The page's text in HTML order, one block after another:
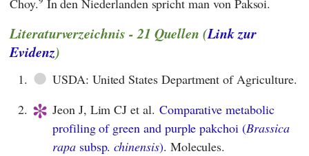
Choy. In den Niederlanden spricht man von Paksoi.
Literaturverzeichnis - 21 Quellen (Link zur
Evidenz)
1. ● USDA: United States Department of Agriculture.
2. * Jeon J, Lim CJ et al. Comparative metabolic
profiling of green and purple pakchoi (Brassica
rapa subsp. chinensis). Molecules.